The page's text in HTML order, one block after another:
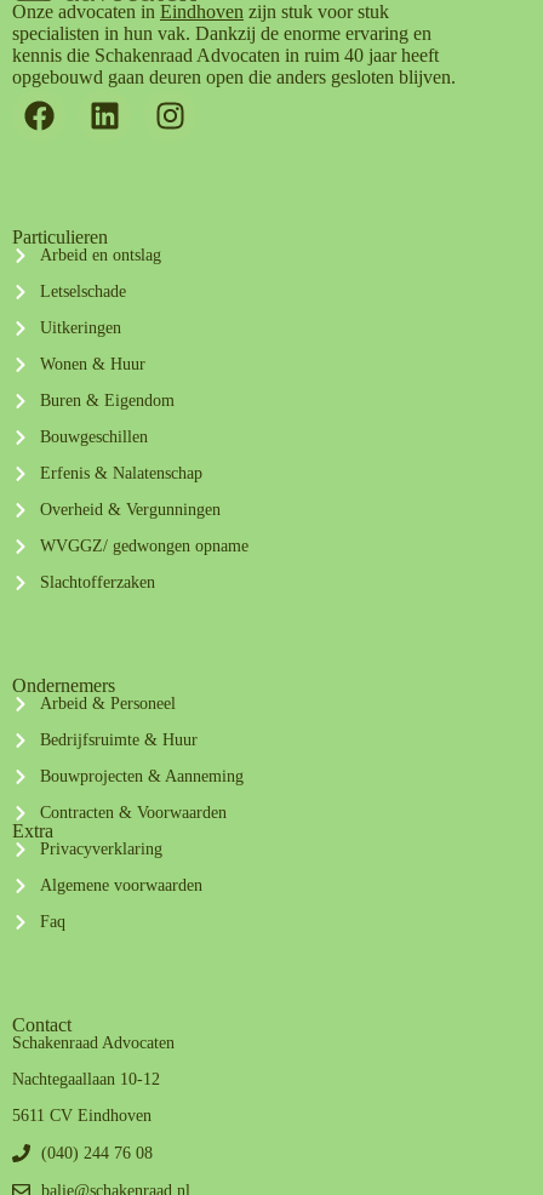
Onze advocaten in Eindhoven zijn stuk voor stuk
specialisten in hun vak. Dankzij de enorme ervaring en
kennis die Schakenraad Advocaten in ruim 40 jaar heeft
opgebouwd gaan deuren open die anders gesloten blijven.
Particulieren
Arbeid en ontslag
Letselschade
Uitkeringen
Wonen & Huur
Buren & Eigendom
Bouwgeschillen
Erfenis & Nalatenschap
Overheid & Vergunningen
WVGGZ/ gedwongen opname
Slachtofferzaken
Ondernemers
Arbeid & Personeel
Bedrijfsruimte & Huur
Bouwprojecten & Aanneming
Contracten & Voorwaarden
Extra
Privacyverklaring
Algemene voorwaarden
Faq
Contact
Schakenraad Advocaten
Nachtegaallaan 10-12
5611 CV Eindhoven
(040) 244 76 08
balie@schakenraad.nl